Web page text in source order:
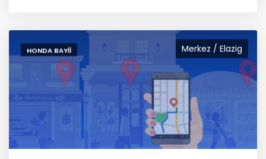
Merkez / Elazig
HONDA BAYII